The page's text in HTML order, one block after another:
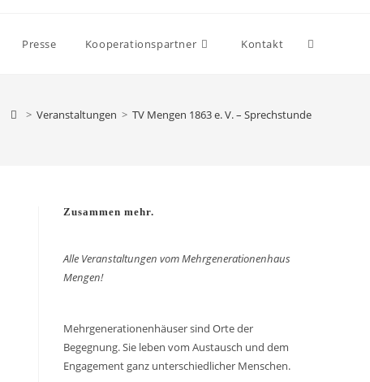
Presse Kooperationspartner Kontakt
> Veranstaltungen > TV Mengen 1863 e. V. – Sprechstunde
Zusammen mehr.
Alle Veranstaltungen vom Mehrgenerationenhaus
Mengen!
Mehrgenerationenhäuser sind Orte der
Begegnung. Sie leben vom Austausch und dem
Engagement ganz unterschiedlicher Menschen.